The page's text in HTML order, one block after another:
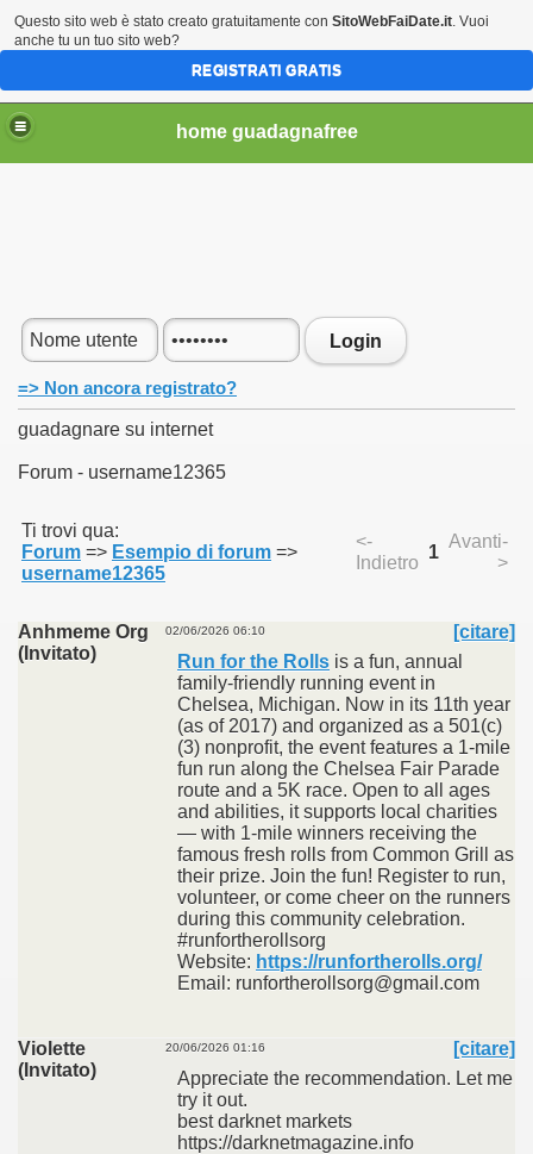
home guadagnafree
Login
=> Non ancora registrato?
guadagnare su internet
Forum - username12365
Ti trovi qua:
Forum => Esempio di forum =>
username12365
<-
Indietro
1
Avanti-
>
Anhmeme Org
(Invitato)
02/06/2026 06:10
[citare]
Run for the Rolls is a fun, annual
family-friendly running event in
Chelsea, Michigan. Now in its 11th year
(as of 2017) and organized as a 501(c)
(3) nonprofit, the event features a 1-mile
fun run along the Chelsea Fair Parade
route and a 5K race. Open to all ages
and abilities, it supports local charities
— with 1-mile winners receiving the
famous fresh rolls from Common Grill as
their prize. Join the fun! Register to run,
volunteer, or come cheer on the runners
during this community celebration.
#runfortherollsorg
Website: https://runfortherolls.org/
Email: runfortherollsorg@gmail.com
Violette
(Invitato)
20/06/2026 01:16
[citare]
Appreciate the recommendation. Let me
try it out.
best darknet markets
https://darknetmagazine.info
Read)
Questo sito web è stato creato gratuitamente con SitoWebFaiDate.it. Vuoi
anche tu un tuo sito web?
REGISTRATI GRATIS